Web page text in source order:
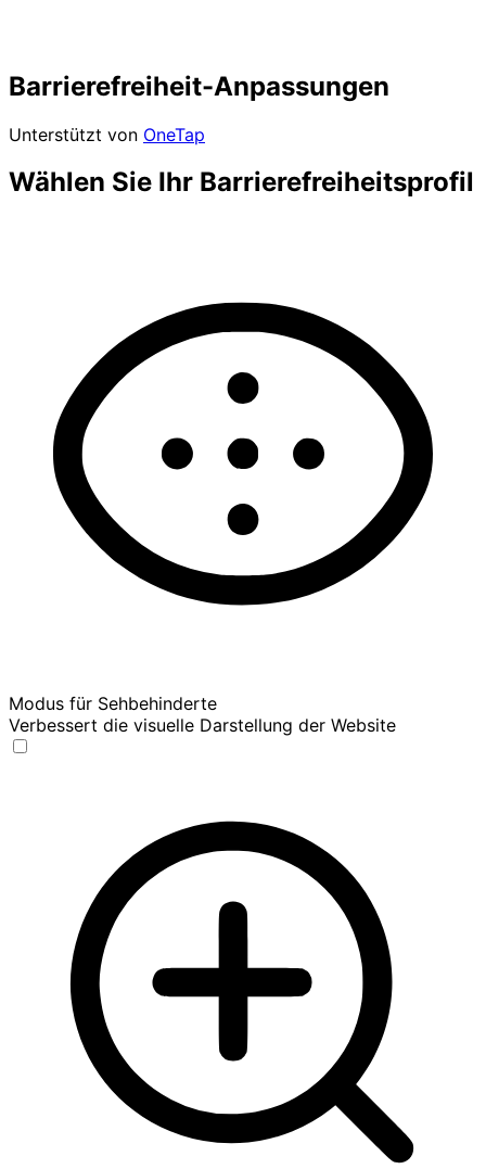
Barrierefreiheit-Anpassungen
Unterstützt von OneTap
Wählen Sie Ihr Barrierefreiheitsprofil
Modus für Sehbehinderte
Verbessert die visuelle Darstellung der Website